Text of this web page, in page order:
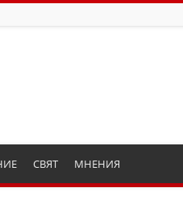
СВЯТ МНЕНИЯ